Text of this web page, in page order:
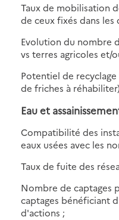
Taux de mobilisation
de ceux fixés dans
Evolution du nombre
vs terres agricoles et/
Potentiel de
de friches à
Eau et
Compatibilité des
eaux usées avec les
Taux de fuite des
Nombre de captages
captages bénéficiant
d'actions ;